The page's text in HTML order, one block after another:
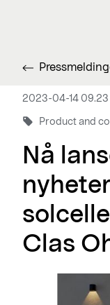
2023-04-14 09.23
Product and
Nå
Clas